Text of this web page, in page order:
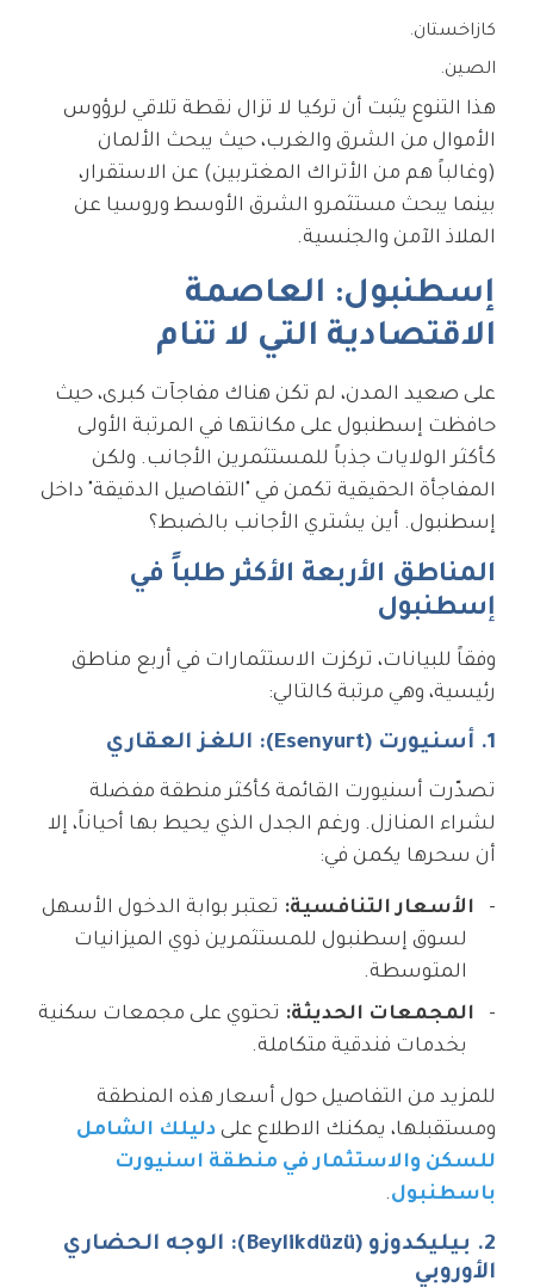
كازاخستان.
الصين.
هذا التنوع يثبت أن تركيا لا تزال نقطة تلاقي لرؤوس
الأموال من الشرق والغرب، حيث يبحث الألمان
(وغالباً هم من الأتراك المغتربين) عن الاستقرار،
بينما يبحث مستثمرو الشرق الأوسط وروسيا عن
الملاذ الآمن والجنسية.
إسطنبول: العاصمة
الاقتصادية التي لا تنام
على صعيد المدن، لم تكن هناك مفاجآت كبرى، حيث
حافظت إسطنبول على مكانتها في المرتبة الأولى
كأكثر الولايات جذباً للمستثمرين الأجانب. ولكن
المفاجأة الحقيقية تكمن في "التفاصيل الدقيقة" داخل
إسطنبول. أين يشتري الأجانب بالضبط؟
المناطق الأربعة الأكثر طلباً في
إسطنبول
وفقاً للبيانات، تركزت الاستثمارات في أربع مناطق
رئيسية، وهي مرتبة كالتالي:
1. أسنيورت (Esenyurt): اللغز العقاري
تصدّرت أسنيورت القائمة كأكثر منطقة مفضلة
لشراء المنازل. ورغم الجدل الذي يحيط بها أحياناً، إلا
أن سحرها يكمن في:
الأسعار التنافسية: تعتبر بوابة الدخول الأسهل
لسوق إسطنبول للمستثمرين ذوي الميزانيات
المتوسطة.
المجمعات الحديثة: تحتوي على مجمعات سكنية
بخدمات فندقية متكاملة.
للمزيد من التفاصيل حول أسعار هذه المنطقة
ومستقبلها، يمكنك الاطلاع على دليلك الشامل
للسكن والاستثمار في منطقة اسنيورت
باسطنبول.
2. بيليكدوزو (Beylikdüzü): الوجه الحضاري
الأوروبي